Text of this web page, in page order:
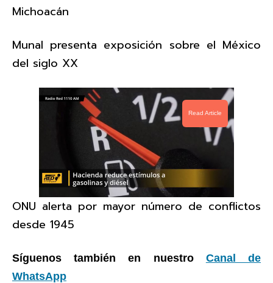
Michoacán
Munal presenta exposición sobre el México
del siglo XX
Read Article
ONU alerta por mayor número de conflictos
desde 1945
Síguenos también en nuestro Canal de
WhatsApp